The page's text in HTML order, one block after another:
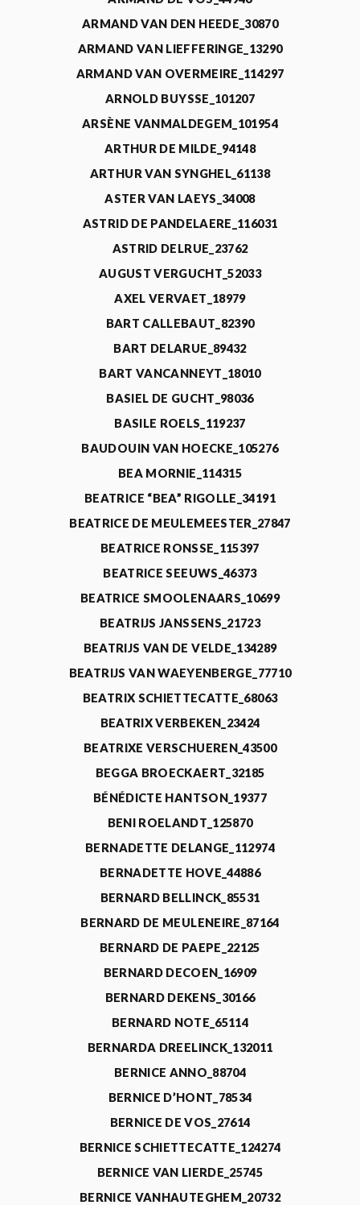
ARMAND VAN DEN HEEDE_30870
ARMAND VAN LIEFFERINGE_13290
ARMAND VAN OVERMEIRE_114297
ARNOLD BUYSSE_101207
ARSÈNE VANMALDEGEM_101954
ARTHUR DE MILDE_94148
ARTHUR VAN SYNGHEL_61138
ASTER VAN LAEYS_34008
ASTRID DE PANDELAERE_116031
ASTRID DELRUE_23762
AUGUST VERGUCHT_52033
AXEL VERVAET_18979
BART CALLEBAUT_82390
BART DELARUE_89432
BART VANCANNEYT_18010
BASIEL DE GUCHT_98036
BASILE ROELS_119237
BAUDOUIN VAN HOECKE_105276
BEA MORNIE_114315
BEATRICE “BEA” RIGOLLE_34191
BEATRICE DE MEULEMEESTER_27847
BEATRICE RONSSE_115397
BEATRICE SEEUWS_46373
BEATRICE SMOOLENAARS_10699
BEATRIJS JANSSENS_21723
BEATRIJS VAN DE VELDE_134289
BEATRIJS VAN WAEYENBERGE_77710
BEATRIX SCHIETTECATTE_68063
BEATRIX VERBEKEN_23424
BEATRIXE VERSCHUEREN_43500
BEGGA BROECKAERT_32185
BÉNÉDICTE HANTSON_19377
BENI ROELANDT_125870
BERNADETTE DELANGE_112974
BERNADETTE HOVE_44886
BERNARD BELLINCK_85531
BERNARD DE MEULENEIRE_87164
BERNARD DE PAEPE_22125
BERNARD DECOEN_16909
BERNARD DEKENS_30166
BERNARD NOTE_65114
BERNARDA DREELINCK_132011
BERNICE ANNO_88704
BERNICE D’HONT_78534
BERNICE DE VOS_27614
BERNICE SCHIETTECATTE_124274
BERNICE VAN LIERDE_25745
BERNICE VANHAUTEGHEM_20732